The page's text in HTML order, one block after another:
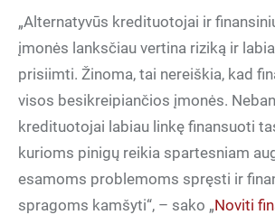
„Alternatyvūs kredituotojai ir
įmonės lanksčiau vertina riziką ir
prisiimti. Žinoma, tai nereiškia, kad
visos besikreipiančios įmonės.
kredituotojai labiau linkę finansuoti
kurioms pinigų reikia spartesniam
esamoms problemoms spręsti ir
spragoms kamšyti“, – sako „Noviti